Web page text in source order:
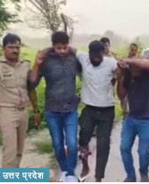
उत्तर प्रदेश